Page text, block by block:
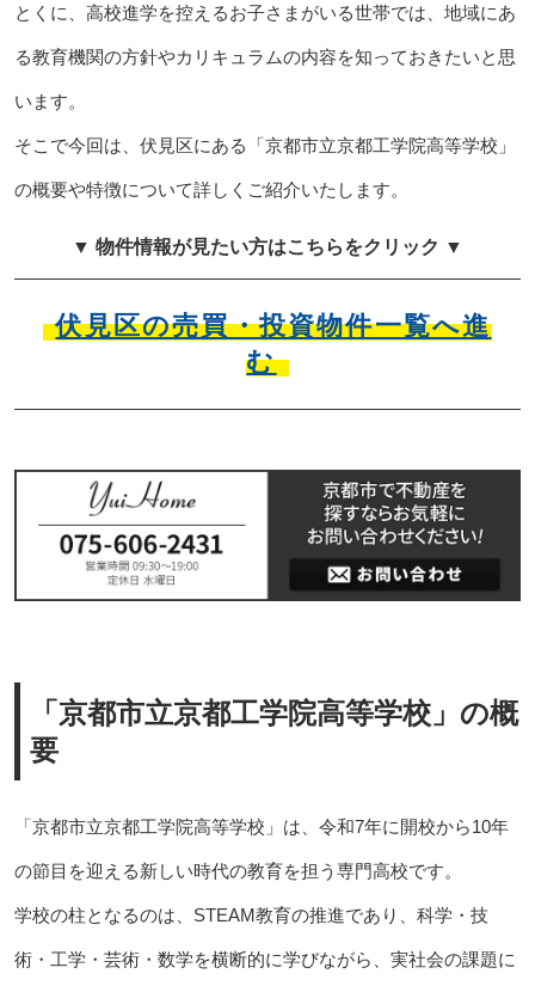
とくに、高校進学を控えるお子さまがいる世帯では、地域にあ
る教育機関の方針やカリキュラムの内容を知っておきたいと思
います。
そこで今回は、伏見区にある「京都市立京都工学院高等学校」
の概要や特徴について詳しくご紹介いたします。
▼ 物件情報が見たい方はこちらをクリック ▼
伏見区の売買・投資物件一覧へ進
む
「京都市立京都工学院高等学校」の概
要
「京都市立京都工学院高等学校」は、令和7年に開校から10年
の節目を迎える新しい時代の教育を担う専門高校です。
学校の柱となるのは、STEAM教育の推進であり、科学・技
術・工学・芸術・数学を横断的に学びながら、実社会の課題に